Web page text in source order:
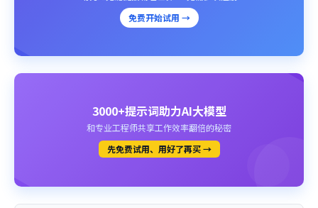
免费开始试用 →
3000+提示词助力AI大模型
和专业工程师共享工作效率翻倍的秘密
先免费试用、用好了再买 →